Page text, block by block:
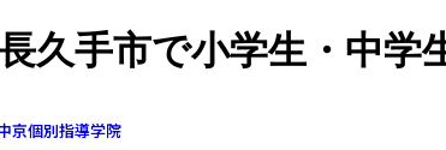
久手市で小学生・中学
京個別指導学院